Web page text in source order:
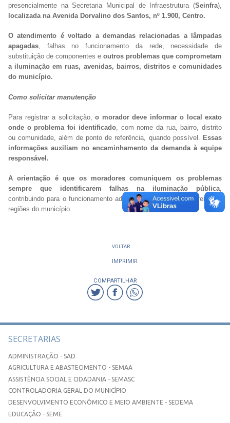
presencialmente na Secretaria Municipal de Infraestrutura (Seinfra),
localizada na Avenida Dorvalino dos Santos, nº 1.900, Centro.
O atendimento é voltado a demandas relacionadas a lâmpadas
apagadas, falhas no funcionamento da rede, necessidade de
substituição de componentes e outros problemas que comprometam
a iluminação em ruas, avenidas, bairros, distritos e comunidades
do município.
Como solicitar manutenção
Para registrar a solicitação, o morador deve informar o local exato
onde o problema foi identificado, com nome da rua, bairro, distrito
ou comunidade, além de ponto de referência, quando possível.
Essas
informações auxiliam no encaminhamento da demanda à equipe
responsável.
A orientação é que os moradores comuniquem os problemas
sempre que identificarem falhas na iluminação pública
contribuindo para o funcionamento adequado do serviço em diferentes
regiões do município.
VOLTAR
IMPRIMIR
COMPARTILHAR
SECRETARIAS
ADMINISTRAÇÃO - SAD
AGRICULTURA E ABASTECIMENTO - SEMAA
ASSISTÊNCIA SOCIAL E CIDADANIA - SEMASC
CONTROLADORIA GERAL DO MUNICÍPIO
DESENVOLVIMENTO ECONÔMICO E MEIO AMBIENTE - SEDEMA
EDUCAÇÃO - SEME